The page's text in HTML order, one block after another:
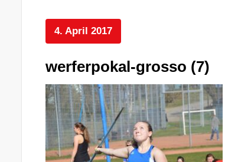
4. April 2017
werferpokal-grosso (7)